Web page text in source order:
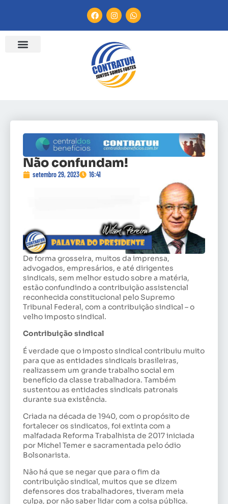
Não confundam!
setembro 29, 2023 16:41
De forma grosseira, muitos da imprensa,
advogados, empresários, e até dirigentes
sindicais, sem melhor estudo sobre a matéria,
estão confundindo a contribuição assistencial
reconhecida constitucional pelo Supremo
Tribunal Federal, com a contribuição sindical – o
velho imposto sindical.
Contribuição sindical
É verdade que o imposto sindical contribuiu muito
para que as entidades sindicais brasileiras,
realizassem um grande trabalho social em
benefício da classe trabalhadora. Também
sustentou as entidades sindicais patronais
durante sua existência.
Criada na década de 1940, com o propósito de
fortalecer os sindicatos, foi extinta com a
malfadada Reforma Trabalhista de 2017 iniciada
por Michel Temer e sacramentada pelo ódio
Bolsonarista.
Não há que se negar que para o fim da
contribuição sindical, muitos que se dizem
defensores dos trabalhadores, tiveram meia
culpa, por não saber lidar com a coisa pública.